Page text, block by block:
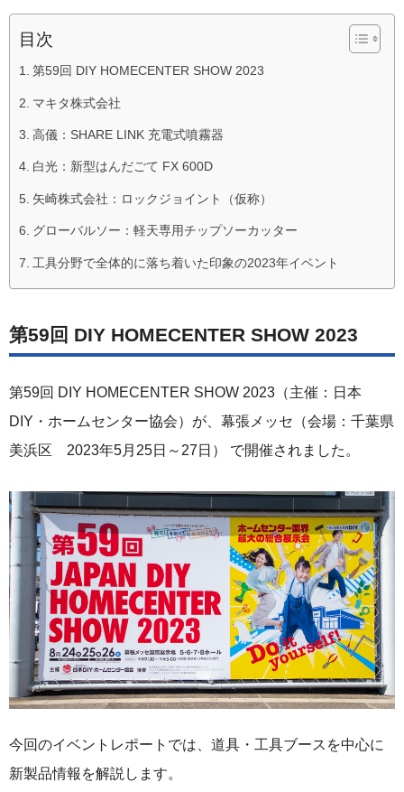
目次
第59回 DIY HOMECENTER SHOW 2023
マキタ株式会社
高儀：SHARE LINK 充電式噴霧器
白光：新型はんだごて FX 600D
矢崎株式会社：ロックジョイント（仮称）
グローバルソー：軽天専用チップソーカッター
工具分野で全体的に落ち着いた印象の2023年イベント
第59回 DIY HOMECENTER SHOW 2023
第59回 DIY HOMECENTER SHOW 2023（主催：日本
DIY・ホームセンター協会）が、幕張メッセ（会場：千葉県
美浜区 2023年5月25日～27日） で開催されました。
今回のイベントレポートでは、道具・工具ブースを中心に
新製品情報を解説します。